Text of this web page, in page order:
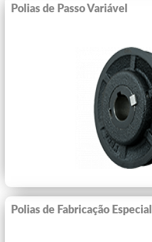
Polias de Passo Variável
Polias de Fabricação Especial